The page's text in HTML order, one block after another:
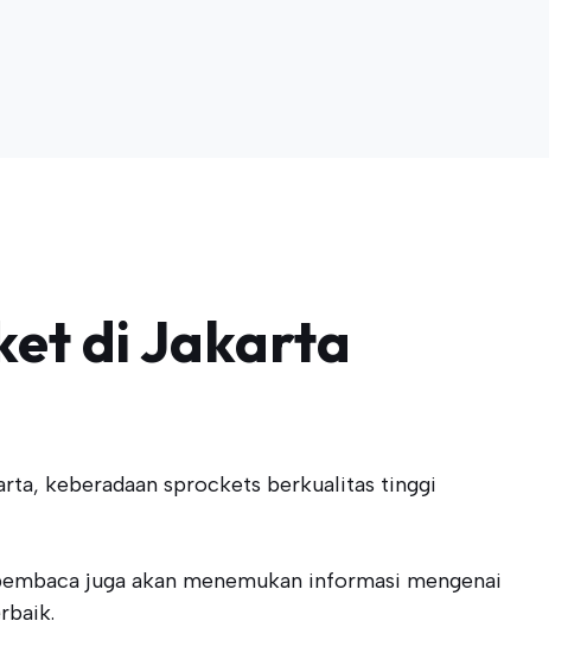
di Jakarta
keberadaan sprockets berkualitas tinggi
juga akan menemukan informasi mengenai